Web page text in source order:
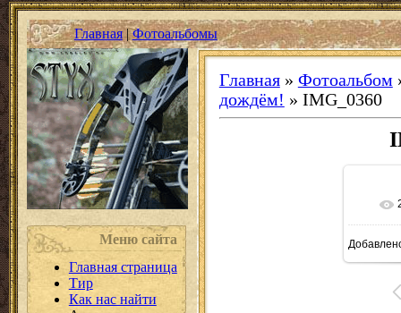
Главная|Фотоальбомы
Меню сайта
Главная страница
Тир
Как нас найти
Главная» Фотоальбом
дождём! » IMG_0360